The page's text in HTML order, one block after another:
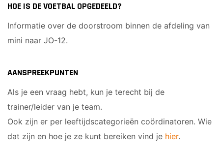
Heren 2
HOE IS DE VOETBAL OPGEDEELD?
Informatie over de doorstroom binnen de afdeling van
mini naar JO-12.
AANSPREEKPUNTEN
Als je een vraag hebt, kun je terecht bij de
trainer/leider van je team.
Ook zijn er per leeftijdscategorieën coördinatoren. Wie
dat zijn en hoe je ze kunt bereiken vind je hier.